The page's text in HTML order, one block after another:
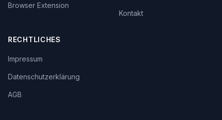
Browser Extension
Kontakt
RECHTLICHES
Impressum
Datenschutzerklärung
AGB